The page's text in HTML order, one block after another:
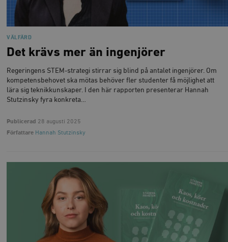
VÄLFÄRD
Det krävs mer än ingenjörer
Regeringens STEM-strategi stirrar sig blind på antalet ingenjörer. Om
kompetensbehovet ska mötas behöver fler studenter få möjlighet att
lära sig teknikkunskaper. I den här rapporten presenterar Hannah
Stutzinsky fyra konkreta…
Publicerad 28 augusti 2025
Författare Hannah Stutzinsky